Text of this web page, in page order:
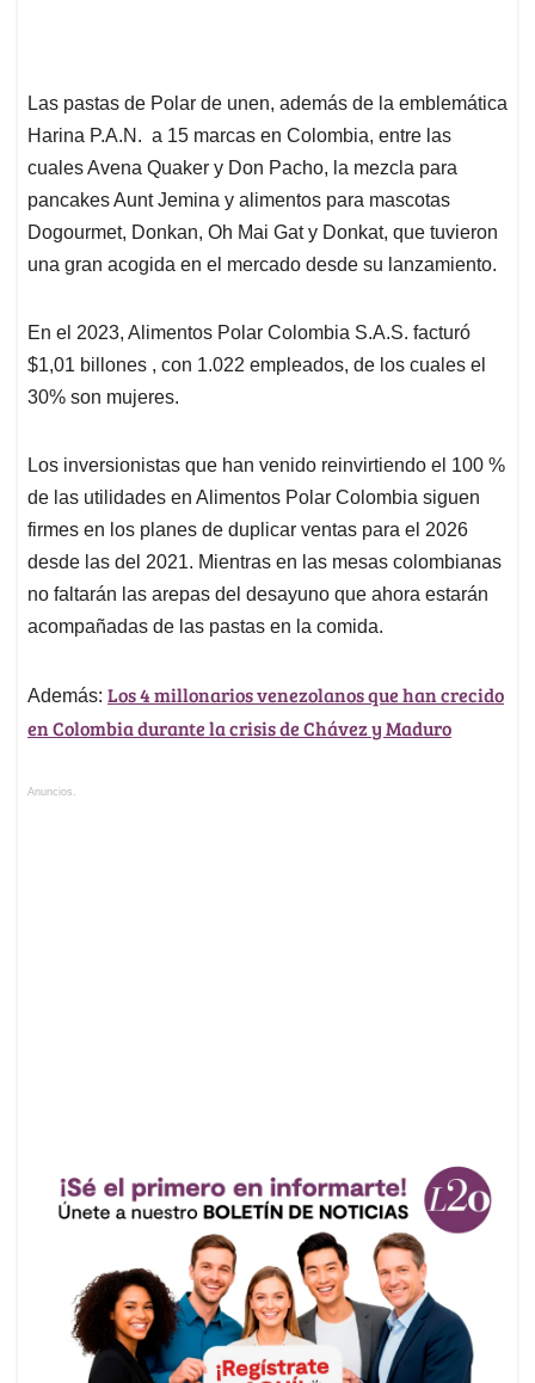
Las pastas de Polar de unen, además de la emblemática
Harina P.A.N. a 15 marcas en Colombia, entre las
cuales Avena Quaker y Don Pacho, la mezcla para
pancakes Aunt Jemina y alimentos para mascotas
Dogourmet, Donkan, Oh Mai Gat y Donkat, que tuvieron
una gran acogida en el mercado desde su lanzamiento.
En el 2023, Alimentos Polar Colombia S.A.S. facturó
$1,01 billones , con 1.022 empleados, de los cuales el
30% son mujeres.
Los inversionistas que han venido reinvirtiendo el 100 %
de las utilidades en Alimentos Polar Colombia siguen
firmes en los planes de duplicar ventas para el 2026
desde las del 2021. Mientras en las mesas colombianas
no faltarán las arepas del desayuno que ahora estarán
acompañadas de las pastas en la comida.
Además: Los 4 millonarios venezolanos que han crecido
en Colombia durante la crisis de Chávez y Maduro
Anuncios.